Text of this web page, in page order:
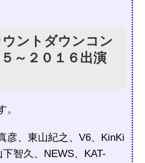
ウントダウンコン
～２０１６出演
。
、東山紀之、V6、KinKi
智久、NEWS、KAT-